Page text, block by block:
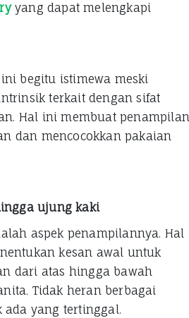
yang dapat melengkapi
begitu istimewa meski
terkait dengan sifat
Hal ini membuat penampilan
dan mencocokkan pakaian
ujung kaki
aspek penampilannya. Hal
kesan awal untuk
dari atas hingga bawah
Tidak heran berbagai
yang tertinggal.